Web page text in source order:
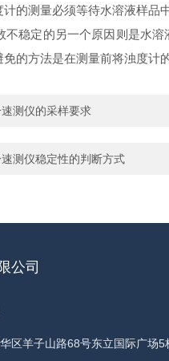
的测量必须等待水溶液样品
稳定的另一个原因则是水溶
的方法是在测量前将浊度计
测仪的采样要求
测仪稳定性的判断方式
公司
区羊子山路68号东立国际广场5